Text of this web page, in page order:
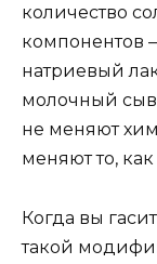
количество
компонентов
натриевый
молочный
не меняют
меняют то,
Когда вы
такой